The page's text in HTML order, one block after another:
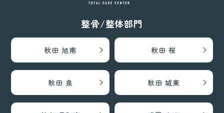
整骨/整体部門
秋田 旭南 秋田 桜
秋田 泉 秋田 城東